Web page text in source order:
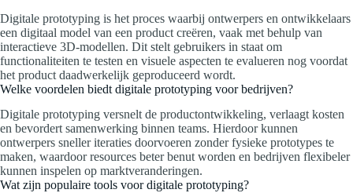
Digitale prototyping is het proces waarbij ontwerpers en ontwikkelaars
een digitaal model van een product creëren, vaak met behulp van
interactieve 3D-modellen. Dit stelt gebruikers in staat om
functionaliteiten te testen en visuele aspecten te evalueren nog voordat
het product daadwerkelijk geproduceerd wordt.
Welke voordelen biedt digitale prototyping voor bedrijven?
Digitale prototyping versnelt de productontwikkeling, verlaagt kosten
en bevordert samenwerking binnen teams. Hierdoor kunnen
ontwerpers sneller iteraties doorvoeren zonder fysieke prototypes te
maken, waardoor resources beter benut worden en bedrijven flexibeler
kunnen inspelen op marktveranderingen.
Wat zijn populaire tools voor digitale prototyping?